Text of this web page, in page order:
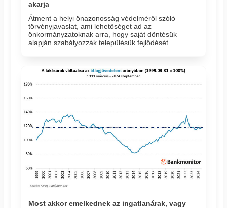
akarja
Átment a helyi önazonosság védelméről szóló
törvényjavaslat, ami lehetőséget ad az
önkormányzatoknak arra, hogy saját döntésük
alapján szabályozzák településük fejlődését.
Most akkor emelkednek az ingatlanárak, vagy